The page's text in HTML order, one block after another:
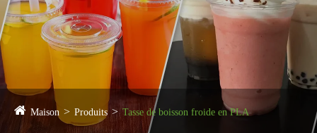
Maison Produits Tasse de boisson froide en PLA